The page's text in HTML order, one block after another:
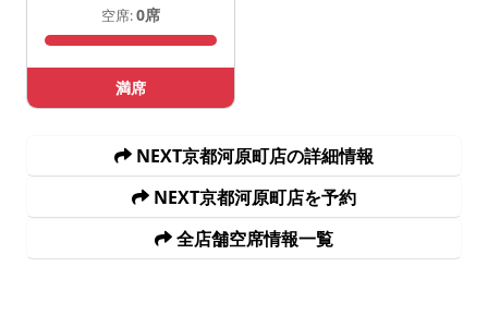
空席:0席
満席
NEXT京都河原町店の詳細情報
NEXT京都河原町店を予約
全店舗空席情報一覧